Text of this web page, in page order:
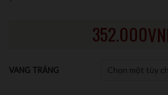
352.000
VANG TRẮNG